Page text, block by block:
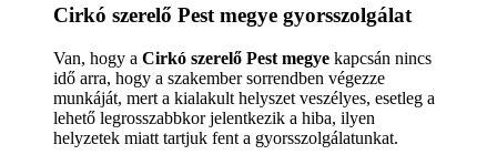
Cirkó szerelő Pest megye gyorsszolgálat
Van, hogy a Cirkó szerelő Pest megye kapcsán nincs
idő arra, hogy a szakember sorrendben végezze
munkáját, mert a kialakult helyszet veszélyes, esetleg a
lehető legrosszabbkor jelentkezik a hiba, ilyen
helyzetek miatt tartjuk fent a gyorsszolgálatunkat.